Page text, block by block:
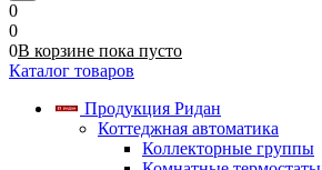
0
0
0В корзине пока пусто
Каталог товаров
Продукция Ридан
Коттеджная автоматика
Коллекторные группы